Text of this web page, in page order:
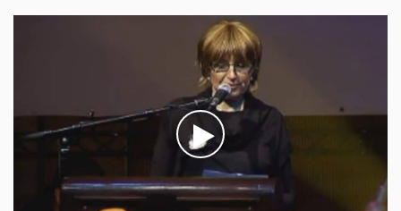
בעת
לחיצה
הכפתור
הינך